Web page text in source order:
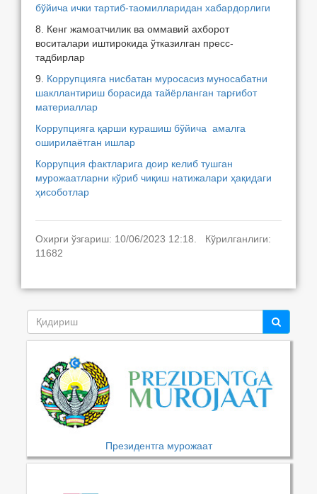
бўйича ички тартиб-таомилларидан хабардорлиги
8. Кенг жамоатчилик ва оммавий ахборот
воситалари иштирокида ўтказилган пресс-
тадбирлар
9. Коррупцияга нисбатан муросасиз муносабатни
шакллантириш борасида тайёрланган тарғибот
материаллар
Коррупцияга қарши курашиш бўйича амалга
оширилаётган ишлар
Коррупция фактларига доир келиб тушган
мурожаатларни кўриб чиқиш натижалари ҳақидаги
ҳисоботлар
Охирги ўзгариш: 10/06/2023 12:18. Кўрилганлиги:
11682
Президентга мурожаат